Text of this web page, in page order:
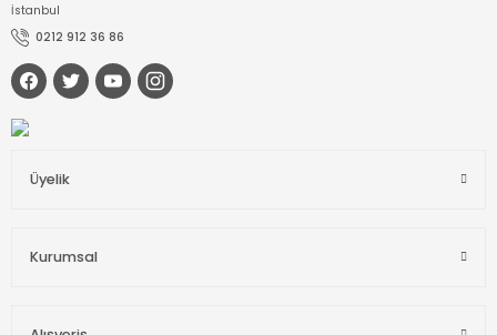
İstanbul
0212 912 36 86
Üyelik
Kurumsal